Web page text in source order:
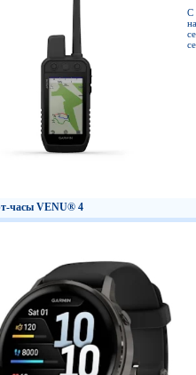
С
часы VENU® 4